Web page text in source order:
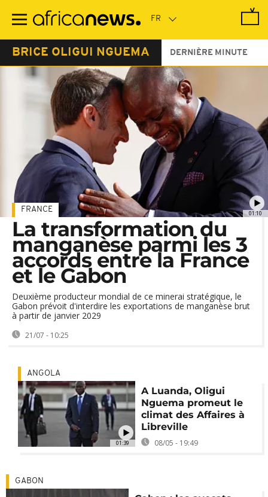
contenu
BRICE OLIGUI NGUEMA DERNIÈRE MINUTE
01:10
FRANCE
La transformation du
manganèse parmi les 3
accords entre la France
et le Gabon
Deuxième producteur mondial de ce minerai stratégique, le
Gabon prévoit d'interdire les exportations de manganèse brut
à partir de janvier 2029
21/07 - 10:25
01:39
ANGOLA
A Luanda, Oligui
Nguema promeut le
climat des Affaires à
Libreville
08/05 - 19:49
GABON